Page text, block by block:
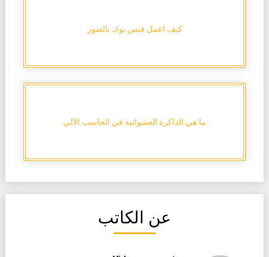
كيف اعمل فيس بوك بالصور
ما هي الذاكرة العشوائية في الحاسب الآلي
عن الكاتب